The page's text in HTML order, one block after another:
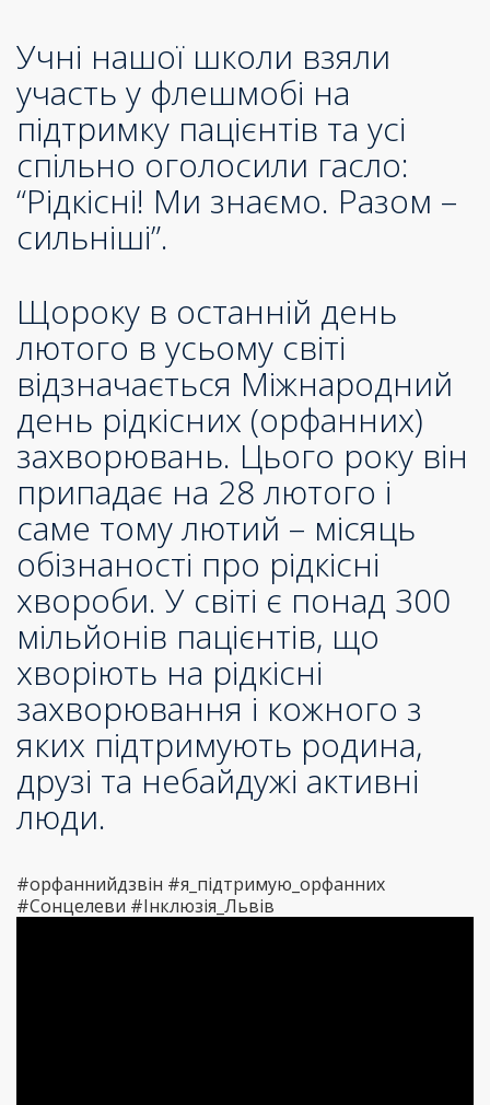
Учні нашої школи взяли
участь у флешмобі на
підтримку пацієнтів та усі
спільно оголосили гасло:
“Рідкісні! Ми знаємо. Разом –
сильніші”.
Щороку в останній день
лютого в усьому світі
відзначається Міжнародний
день рідкісних (орфанних)
захворювань. Цього року він
припадає на 28 лютого і
саме тому лютий – місяць
обізнаності про рідкісні
хвороби. У світі є понад 300
мільйонів пацієнтів, що
хворіють на рідкісні
захворювання і кожного з
яких підтримують родина,
друзі та небайдужі активні
люди.
#орфаннийдзвін #я_підтримую_орфанних
#Сонцелеви #Інклюзія_Львів